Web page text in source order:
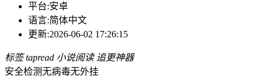
平台:安卓
语言:简体中文
更新:2026-06-02 17:26:15
标签 tapread 小说阅读 追更神器
安全检测无病毒无外挂